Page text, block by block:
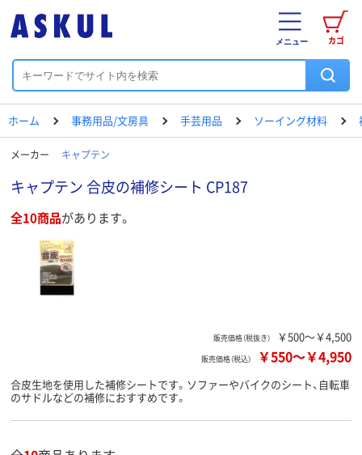
カゴ
メニュー
ホーム 事務用品/文房具 手芸用品 ソーイング材料
メーカー キャプテン
キャプテン 合皮の補修シート CP187
全10商品があります。
販売価格（税抜き） ￥500～￥4,500
販売価格（税込） ￥550～￥4,950
合皮生地を使用した補修シートです。ソファーやバイクのシート、自転車
のサドルなどの補修におすすめです。